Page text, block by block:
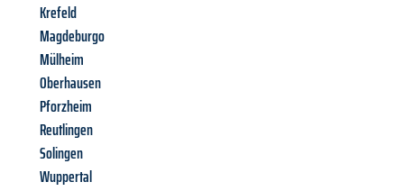
Krefeld
Magdeburgo
Mülheim
Oberhausen
Pforzheim
Reutlingen
Solingen
Wuppertal